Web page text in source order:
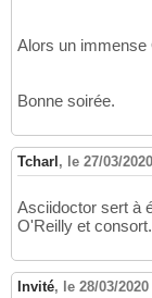
Alors un immense
Bonne soirée.
Tcharl , le 27/03/
Asciidoctor sert à
O'Reilly et
Invité, le 28/03/